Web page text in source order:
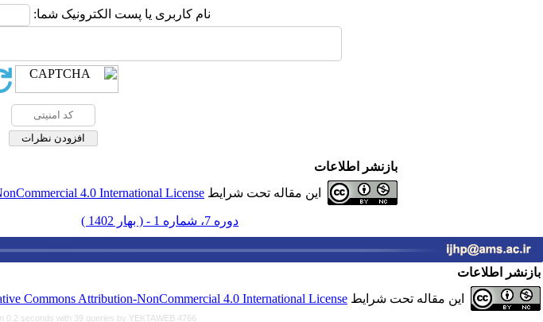
نام کاربری یا پست الکترونیک شما:
بازنشر اطلاعات
این مقاله تحت شرایط 4.0 International License
دوره 7، شماره 1 - ( بهار 1402 )
بازنشر اطلاعات
این مقاله تحت شرایط Commons Attribution-NonCommercial 4.0 International License
0.2 seconds with 39 queries by YEKTAWEB 4766